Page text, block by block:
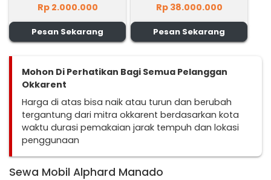
Rp 2.000.000
Pesan Sekarang
Rp 38.000.000
Pesan Sekarang
Mohon Di Perhatikan Bagi Semua Pelanggan
Okkarent
Harga di atas bisa naik atau turun dan berubah
tergantung dari mitra okkarent berdasarkan kota
waktu durasi pemakaian jarak tempuh dan lokasi
penggunaan
Sewa Mobil Alphard Manado